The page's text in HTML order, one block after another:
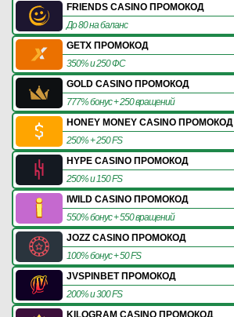
FRIENDS CASINO ПРОМОКОД
До 80 на баланс
GETX ПРОМОКОД
350% и 250 ФС
GOLD CASINO ПРОМОКОД
777% бонус + 250 вращений
HONEY MONEY CASINO ПРОМОКОД
250% + 250 FS
HYPE CASINO ПРОМОКОД
250% и 150 FS
IWILD CASINO ПРОМОКОД
550% бонус + 550 вращений
JOZZ CASINO ПРОМОКОД
100% бонус + 50 FS
JVSPINBET ПРОМОКОД
200% и 300 FS
KILOGRAM CASINO ПРОМОКОД